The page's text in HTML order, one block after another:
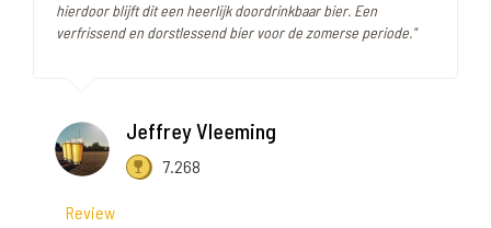
hierdoor blijft dit een heerlijk doordrinkbaar bier. Een
verfrissend en dorstlessend bier voor de zomerse periode."
Jeffrey Vleeming
7.268
Review